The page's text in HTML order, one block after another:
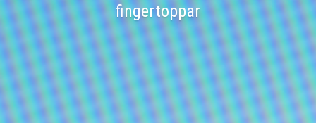
fingertoppar